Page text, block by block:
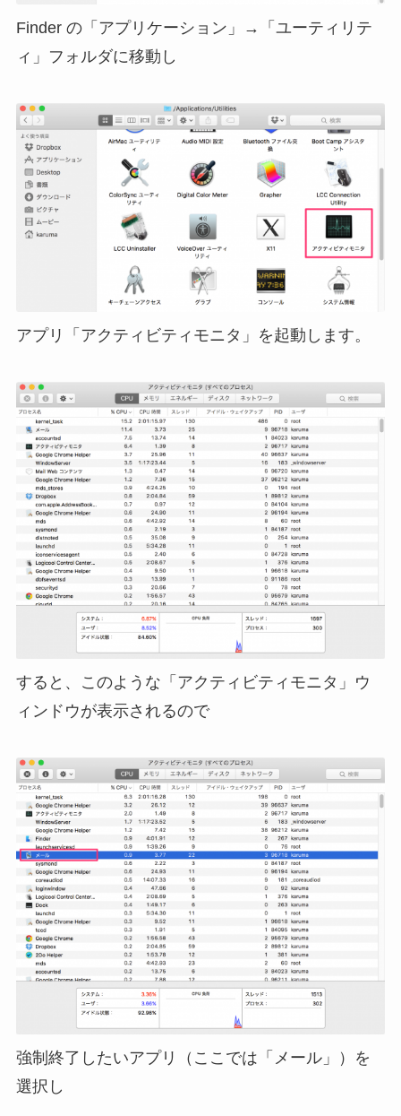
Finder の「アプリケーション」→「ユーティリテ
ィ」フォルダに移動し
アプリ「アクティビティモニタ」を起動します。
すると、このような「アクティビティモニタ」ウ
ィンドウが表示されるので
強制終了したいアプリ（ここでは「メール」）を
選択し